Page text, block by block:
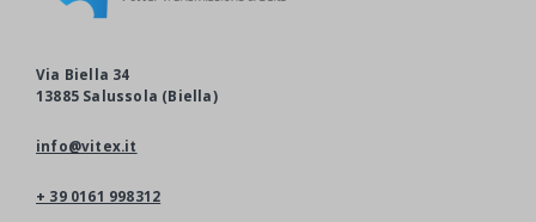
Via Biella 34
13885 Salussola (Biella)
info@vitex.it
+ 39 0161 998312